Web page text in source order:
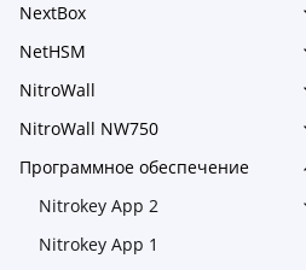
NextBox
NetHSM
NitroWall
NitroWall NW750
Программное обеспечение
Nitrokey App 2
Nitrokey App 1